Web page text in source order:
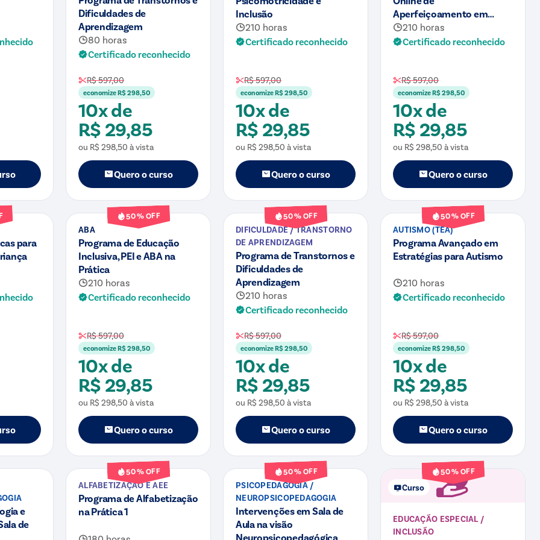
Dificuldades de
Aprendizagem
80 horas
Certificado reconhecido
R$ 597,00
economizeR$ 298,50
10x de
R$ 29,85
ou R$ 298,50 à vista
Quero o curso
Inclusão
210 horas
Certificado reconhecido
R$ 597,00
economizeR$ 298,50
10x de
R$ 29,85
ou R$ 298,50 à vista
Quero o curso
Aperfeiçoamento em
TDAH
210 horas
Certificado reconhecido
R$ 597,00
economizeR$ 298,50
10x de
R$ 29,85
ou R$ 298,50 à vista
Quero o curso
para
50% OFF
Curso
ABA
Programa de Educação
Inclusiva, PEI e ABA na
Prática
210 horas
Certificado reconhecido
R$ 597,00
economizeR$ 298,50
10x de
R$ 29,85
ou R$ 298,50 à vista
Quero o curso
50% OFF
Curso
DIFICULDADE / TRANSTORNO
DE APRENDIZAGEM
Programa de Transtornos e
Dificuldades de
Aprendizagem
210 horas
Certificado reconhecido
R$ 597,00
economizeR$ 298,50
10x de
R$ 29,85
ou R$ 298,50 à vista
Quero o curso
50% OFF
Curso
AUTISMO (TEA)
Programa Avançado em
Estratégias para Autismo
210 horas
Certificado reconhecido
R$ 597,00
economizeR$ 298,50
10x de
R$ 29,85
ou R$ 298,50 à vista
Quero o curso
e
de
50% OFF
Curso
ALFABETIZAÇÃO E AEE
Programa de Alfabetização
na Prática 1
50% OFF
Curso
PSICOPEDAGOGIA /
NEUROPSICOPEDAGOGIA
Intervenções em Sala de
Aula na visão
Neuropsicopedagógica
50% OFF
Curso
EDUCAÇÃO ESPECIAL /
INCLUSÃO